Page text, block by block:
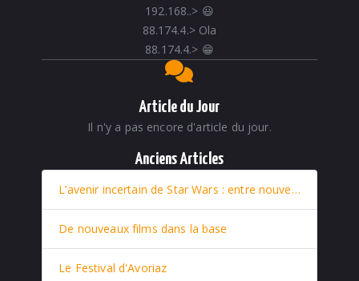
192.168..> 😃
88.174.4.> Ola
88.174.4.> 😁
Article du Jour
Il n'y a pas encore d'article du jour.
Anciens Articles
L’avenir incertain de Star Wars : entre nouveaux films et retour stratégique de Rey
De nouveaux films dans la base
Le Festival d'Avoriaz